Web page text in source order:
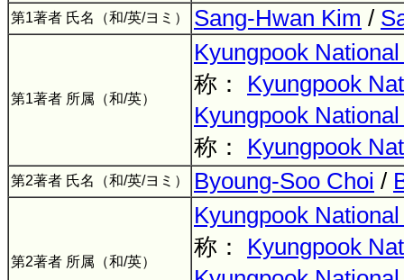
第1著者 氏名（和/英/ヨミ） Sang-Hwan Kim /
第1著者 所属（和/英）
Kyungpook
称： Kyungpook
Kyungpook
称： Kyungpook
第2著者 氏名（和/英/ヨミ） Byoung-Soo Choi /
第2著者 所属（和/英）
Kyungpook
称： Kyungpook